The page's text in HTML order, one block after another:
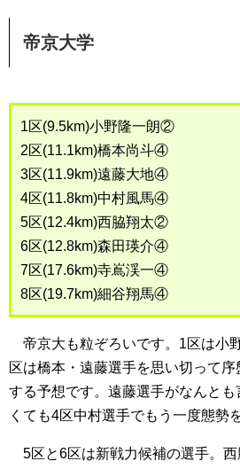
帝京大学
1区(9.5km)小野隆一朗②
2区(11.1km)橋本尚斗④
3区(11.9km)遠藤大地④
4区(11.8km)中村風馬④
5区(12.4km)西脇翔太②
6区(12.8km)森田瑛介④
7区(17.6km)寺嶌渓一④
8区(19.7km)細谷翔馬④
帝京大も粒ぞろいです。1区は小
区は橋本・遠藤選手を思い切って
する予想です。遠藤選手がなんと
くても4区中村選手でもう一度態勢
5区と6区は新戦力候補の選手。西